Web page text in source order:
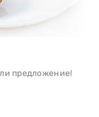
предложение!